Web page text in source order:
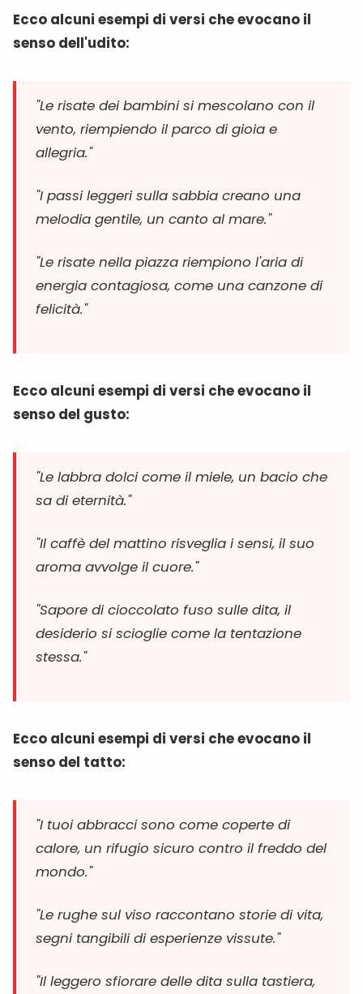
Ecco alcuni esempi di versi che evocano il
senso dell'udito:
"Le risate dei bambini si mescolano con il
vento, riempiendo il parco di gioia e
allegria."
"I passi leggeri sulla sabbia creano una
melodia gentile, un canto al mare."
"Le risate nella piazza riempiono l'aria di
energia contagiosa, come una canzone di
felicità."
Ecco alcuni esempi di versi che evocano il
senso del gusto:
"Le labbra dolci come il miele, un bacio che
sa di eternità."
"Il caffè del mattino risveglia i sensi, il suo
aroma avvolge il cuore."
"Sapore di cioccolato fuso sulle dita, il
desiderio si scioglie come la tentazione
stessa."
Ecco alcuni esempi di versi che evocano il
senso del tatto:
"I tuoi abbracci sono come coperte di
calore, un rifugio sicuro contro il freddo del
mondo."
"Le rughe sul viso raccontano storie di vita,
segni tangibili di esperienze vissute."
"Il leggero sfiorare delle dita sulla tastiera,